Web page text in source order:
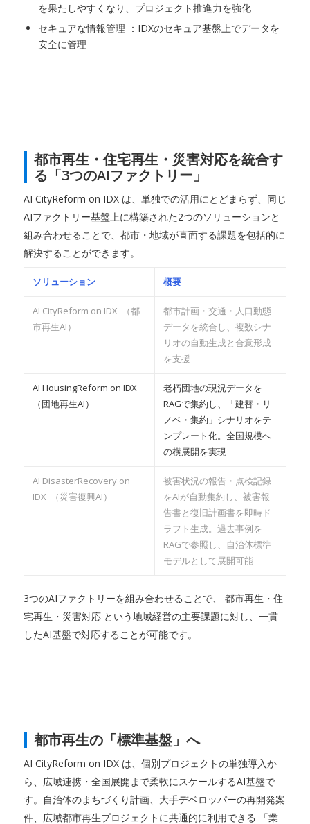
を果たしやすくなり、プロジェクト推進力を強化
セキュアな情報管理 ：IDXのセキュア基盤上でデータを
安全に管理
都市再生・住宅再生・災害対応を統合す
る「3つのAIファクトリー」
AI CityReform on IDX は、単独での活用にとどまらず、同じ
AIファクトリー基盤上に構築された2つのソリューションと
組み合わせることで、都市・地域が直面する課題を包括的に
解決することができます。
ソリューション 概要
AI CityReform on IDX （都
市再生AI）
都市計画・交通・人口動態
データを統合し、複数シナ
リオの自動生成と合意形成
を支援
AI HousingReform on IDX
（団地再生AI）
老朽団地の現況データを
RAGで集約し、「建替・リ
ノベ・集約」シナリオをテ
ンプレート化。全国規模へ
の横展開を実現
AI DisasterRecovery on
IDX （災害復興AI）
被害状況の報告・点検記録
をAIが自動集約し、被害報
告書と復旧計画書を即時ド
ラフト生成。過去事例を
RAGで参照し、自治体標準
モデルとして展開可能
3つのAIファクトリーを組み合わせることで、 都市再生・住
宅再生・災害対応 という地域経営の主要課題に対し、一貫
したAI基盤で対応することが可能です。
都市再生の「標準基盤」へ
AI CityReform on IDX は、個別プロジェクトの単独導入か
ら、広域連携・全国展開まで柔軟にスケールするAI基盤で
す。自治体のまちづくり計画、大手デベロッパーの再開発案
件、広域都市再生プロジェクトに共通的に利用できる 「業